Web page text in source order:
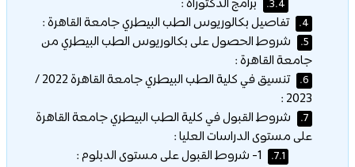
3.4. برامج الدكتوراه :
4. تفاصيل بكالوريوس الطب البيطري جامعة القاهرة :
5.
شروط الحصول على بكالوريوس الطب البيطري من
جامعة القاهرة :
6.
تنسيق في كلية الطب البيطري جامعة القاهرة 2022 /
2023 :
7.
شروط القبول في كلية الطب البيطري جامعة القاهرة
على مستوى الدراسات العليا :
7.1.